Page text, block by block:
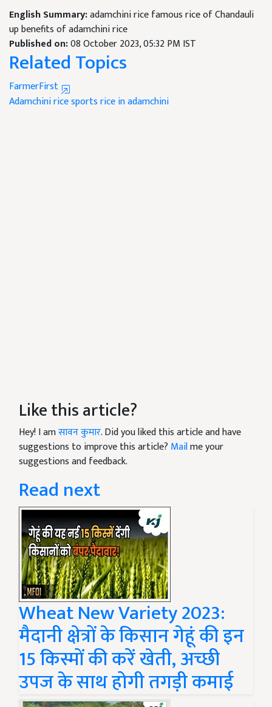
English Summary:adamchini rice famous rice of Chandauli
up benefits of adamchini rice
Published on:08 October 2023, 05:32 PM IST
Related Topics
FarmerFirst
Adamchini ricesportsrice in adamchini
Like this article?
Hey! I amसावन कुमार. Did you liked this article and have
suggestions to improve this article? Mailme your
suggestions and feedback.
Read next
Wheat New Variety 2023:
मैदानी क्षेत्रों के किसान गेहूं की इन
15 किस्मों की करें खेती, अच्छी
उपज के साथ होगी तगड़ी कमाई